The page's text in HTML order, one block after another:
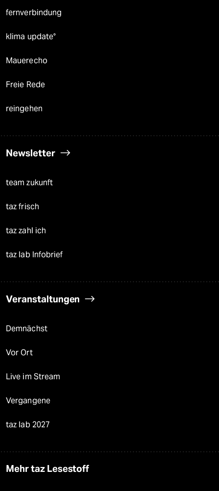
fernverbindung
klima update°
Mauerecho
Freie Rede
reingehen
Newsletter
team zukunft
taz frisch
taz zahl ich
taz lab Infobrief
Veranstaltungen
Demnächst
Vor Ort
Live im Stream
Vergangene
taz lab 2027
Mehr taz Lesestoff